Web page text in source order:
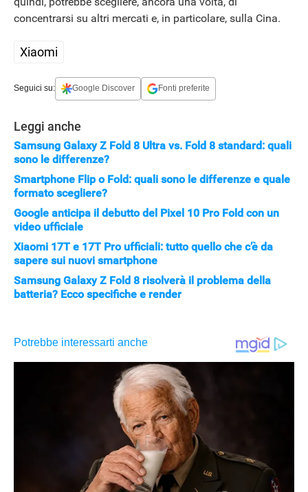
concentrarsi su altri mercati e, in particolare, sulla Cina.
Xiaomi
Seguici su: Google Discover Fonti preferite
Leggi anche
Samsung Galaxy Z Fold 8 Ultra vs. Fold 8 standard: quali
sono le differenze?
Smartphone Flip o Fold: quali sono le differenze e quale
formato scegliere?
Google anticipa il debutto del Pixel 10 Pro Fold con un
video ufficiale
Xiaomi 17T e 17T Pro ufficiali: tutto quello che c’è da
sapere sui nuovi smartphone
Samsung Galaxy Z Fold 8 risolverà il problema della
batteria? Ecco specifiche e render